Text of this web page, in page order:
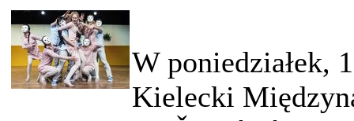
W poniedziałek,
Kielecki